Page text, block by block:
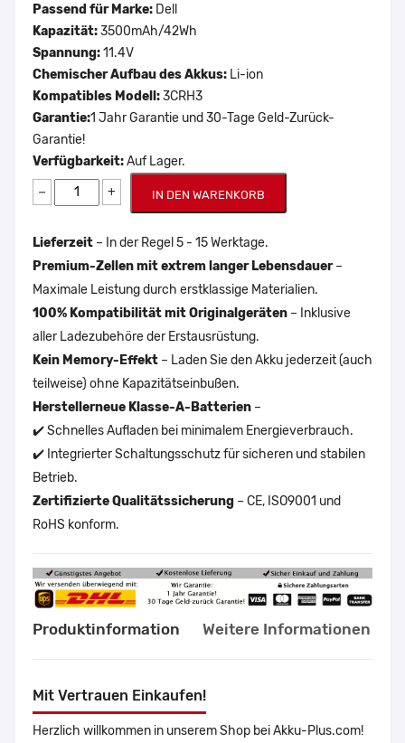
Passend für Marke: Dell
Kapazität:3500mAh/42Wh
Spannung:11.4V
Chemischer Aufbau des Akkus: Li-ion
Kompatibles Modell:3CRH3
Garantie:1 Jahr Garantie und 30-Tage Geld-Zurück-
Garantie!
Verfügbarkeit:Auf Lager.
− + IN DEN WARENKORB
Lieferzeit – In der Regel 5 - 15 Werktage.
Premium-Zellen mit extrem langer Lebensdauer–
Maximale Leistung durch erstklassige Materialien.
100% Kompatibilität mit Originalgeräten – Inklusive
aller Ladezubehöre der Erstausrüstung.
Kein Memory-Effekt – Laden Sie den Akku jederzeit (auch
teilweise) ohne Kapazitätseinbußen.
Herstellerneue Klasse-A-Batterien –
✔️ Schnelles Aufladen bei minimalem Energieverbrauch.
✔️ Integrierter Schaltungsschutz für sicheren und stabilen
Betrieb.
Zertifizierte Qualitätssicherung – CE, ISO9001 und
RoHS konform.
Produktinformation Weitere Informationen
Mit Vertrauen Einkaufen!
Herzlich willkommen in unserem Shop bei Akku-Plus.com!